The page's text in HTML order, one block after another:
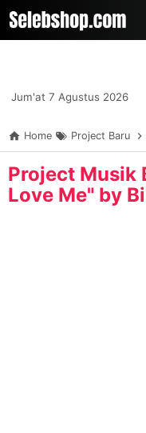
-->
Skip
Jum'at 7 Agustus 2026
Home Project Baru
Project Musik
Love Me" by